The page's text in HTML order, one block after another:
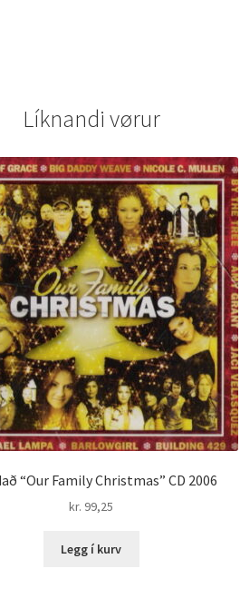
Líknandi vørur
“Our Family Christmas” CD 2006
kr. 99,25
Legg í kurv